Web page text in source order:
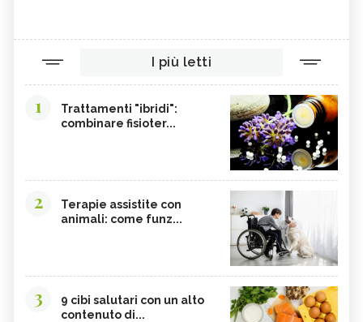
I più letti
1
Trattamenti "ibridi":
combinare fisioter...
2
Terapie assistite con
animali: come funz...
3
9 cibi salutari con un alto
contenuto di...